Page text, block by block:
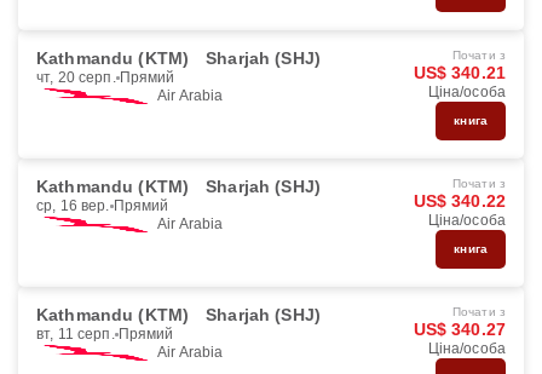
Kathmandu (KTM) Sharjah (SHJ)
чт, 20 серп. Прямий
Air Arabia
Почати з
US$ 340.21
Ціна/особа
книга
Kathmandu (KTM) Sharjah (SHJ)
ср, 16 вер. Прямий
Air Arabia
Почати з
US$ 340.22
Ціна/особа
книга
Kathmandu (KTM) Sharjah (SHJ)
вт, 11 серп. Прямий
Air Arabia
Почати з
US$ 340.27
Ціна/особа